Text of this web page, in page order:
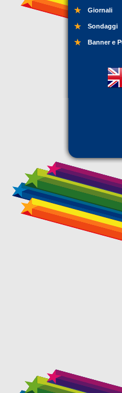
Giornali
Sondaggi
Banner e